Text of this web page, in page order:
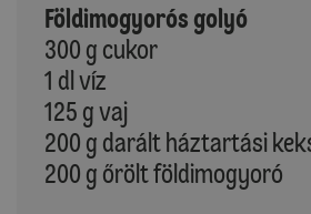
Földimogyorós golyó
300 g cukor
1 dl víz
125 g vaj
200 g darált háztartási
200 g őrölt földimogyoró